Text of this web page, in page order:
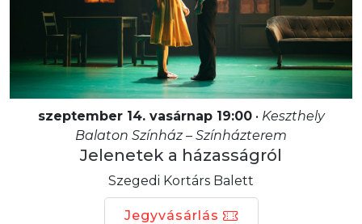
szeptember 14. vasárnap 19:00• Keszthely
Balaton Színház – Színházterem
Jelenetek a házasságról
Szegedi Kortárs Balett
Jegyvásárlás